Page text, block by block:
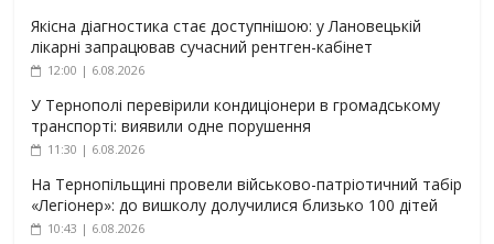
Якісна діагностика стає доступнішою: у Лановецькій
лікарні запрацював сучасний рентген-кабінет
12:00 | 6.08.2026
У Тернополі перевірили кондиціонери в громадському
транспорті: виявили одне порушення
11:30 | 6.08.2026
На Тернопільщині провели військово-патріотичний табір
«Легіонер»: до вишколу долучилися близько 100 дітей
10:43 | 6.08.2026